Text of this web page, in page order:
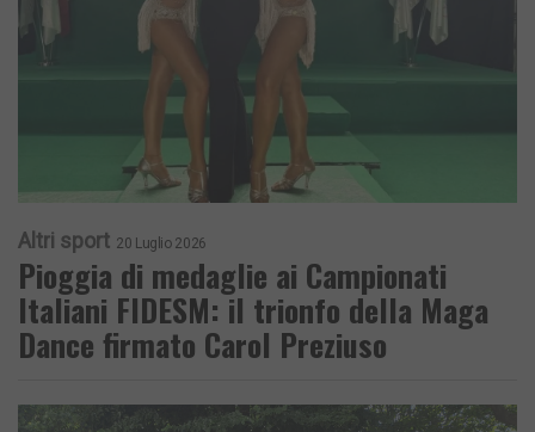
Altri sport 20 Luglio 2026
Pioggia di medaglie ai Campionati
Italiani FIDESM: il trionfo della Maga
Dance firmato Carol Preziuso